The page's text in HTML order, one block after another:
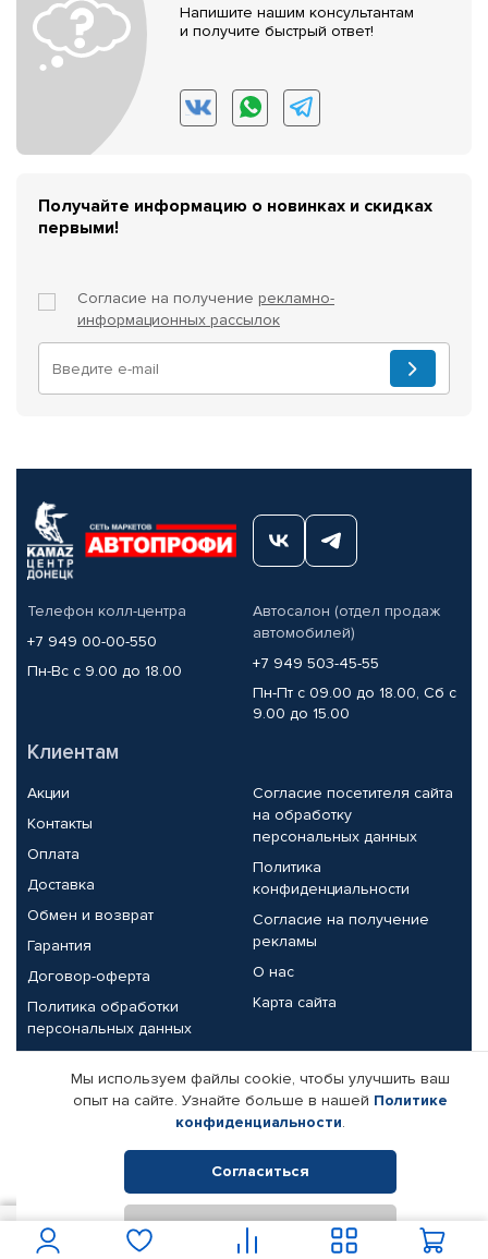
Напишите нашим консультантам
и получите быстрый ответ!
Получайте информацию о новинках и скидках
первыми!
Согласие на получение рекламно-
информационных рассылок
Телефон колл-центра
+7 949 00-00-550
Пн-Вс с 9.00 до 18.00
Автосалон (отдел продаж
автомобилей)
+7 949 503-45-55
Пн-Пт с 09.00 до 18.00, Сб с
9.00 до 15.00
Клиентам
Акции
Контакты
Оплата
Доставка
Обмен и возврат
Гарантия
Договор-оферта
Политика обработки
персональных данных
Согласие посетителя сайта
на обработку
персональных данных
Политика
конфиденциальности
Согласие на получение
рекламы
О нас
Карта сайта
Партнерам
Корпоративным клиентам
Поставщикам
Реквизиты компании
© КАМАЗ ЦЕНТР ДОНЕЦК, 2015-2026. Все права защищены.
Интернет-магазин автомобильных товаров Автопрофи.
Мы используем файлы cookie, чтобы улучшить ваш
опыт на сайте. Узнайте больше в нашей Политике
конфиденциальности.
Согласиться
Отклонить
В корзину